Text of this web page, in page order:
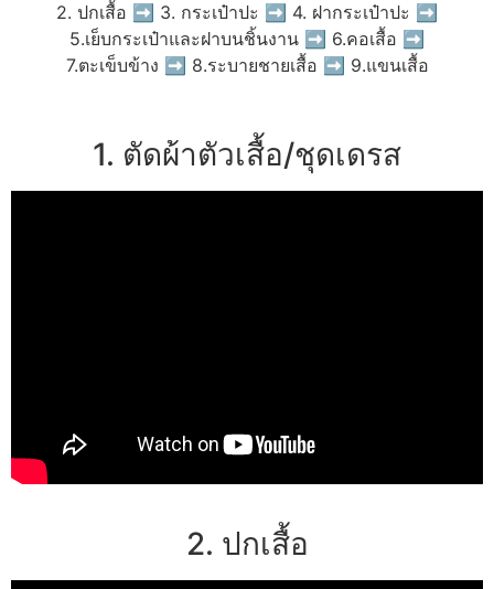
2. ปกเสื้อ ➡ 3. กระเป๋าปะ ➡ 4. ฝากระเป๋าปะ ➡
5.เย็บกระเป๋าและฝาบนชิ้นงาน ➡ 6.คอเสื้อ ➡
7.ตะเข็บข้าง ➡ 8.ระบายชายเสื้อ ➡ 9.แขนเสื้อ
1. ตัดผ้าตัวเสื้อ/ชุดเดรส
2. ปกเสื้อ